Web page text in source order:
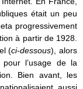
était un peu
progressivement
à partir de 1928.
(ci-dessous), alors
l’usage de la
Bien avant, les